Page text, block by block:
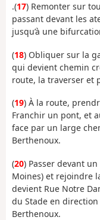
.(17) Remonter sur
passant devant les
jusqu’à une
(18) Obliquer sur la
qui devient chemin
route, la traverser et
(19) À la route,
Franchir un pont, et
face par un large
Berthenoux.
(20) Passer devant
Moines) et rejoindre
devient Rue Notre
du Stade en
Berthenoux.